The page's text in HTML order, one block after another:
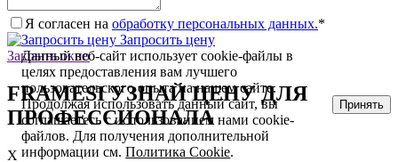
Я согласен на обработку персональных данных.*
Запросить цену
Закрыть окно
FRAMESI УЗНАЙ ЦЕНУ ДЛЯ
ПРОФЕССИОНАЛА
X
Данный веб-сайт использует cookie-файлы в
целях предоставления вам лучшего
пользовательского опыта на нашем сайте.
Продолжая использовать данный сайт, вы
соглашаетесь с использованием нами cookie-
файлов. Для получения дополнительной
информации см.Политика Cookie.
Принять